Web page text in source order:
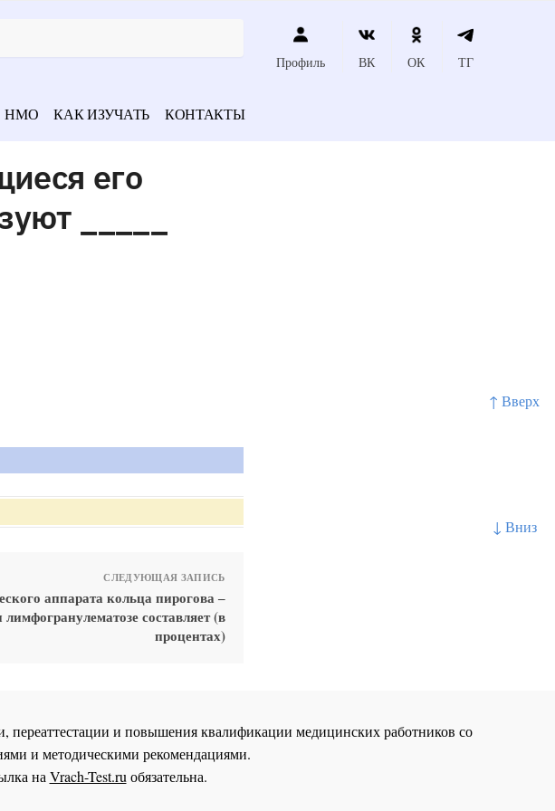
↑ Вверх
↓ Вниз
Профиль ВК ОК ТГ
НМО КАК ИЗУЧАТЬ КОНТАКТЫ
его
_____
СЛЕДУЮЩАЯ ЗАПИСЬ
аппарата кольца пирогова ‒
составляет (в
процентах)
переаттестации и повышения квалификации медицинских работников со
и методическими рекомендациями.
наVrach-Test.ruобязательна.